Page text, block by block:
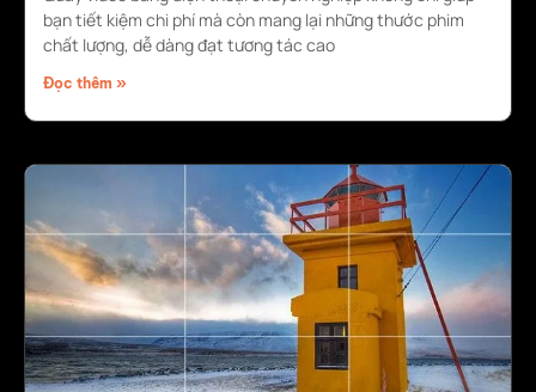
bạn tiết kiệm chi phí mà còn mang lại những thước phim
chất lượng, dễ dàng đạt tương tác cao
Đọc thêm »